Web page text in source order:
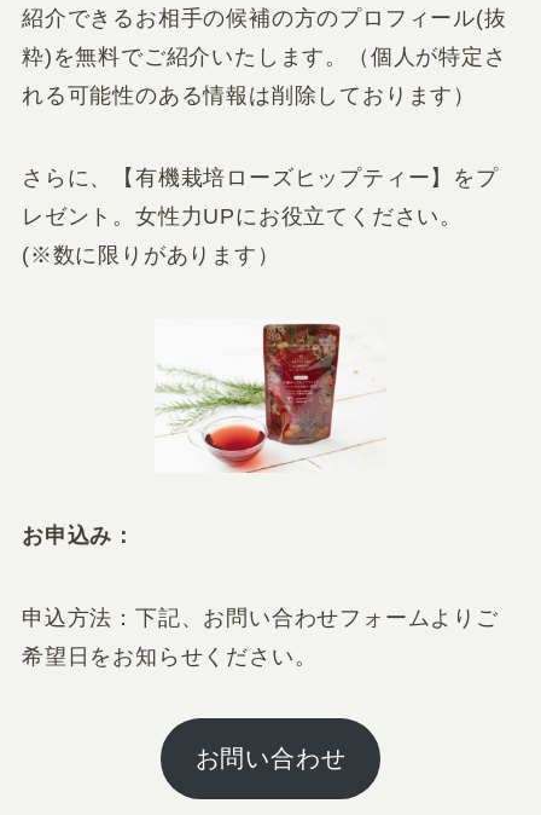
紹介できるお相手の候補の方のプロフィール(抜
粋)を無料でご紹介いたします。
（個人が特定さ
れる可能性のある情報は削除しております）
さらに、【有機栽培ローズヒップティー】をプ
レゼント。女性力UPにお役立てください。
(※数に限りがあります）
お申込み：
申込方法：下記、お問い合わせフォームよりご
希望日をお知らせください。
お問い合わせ